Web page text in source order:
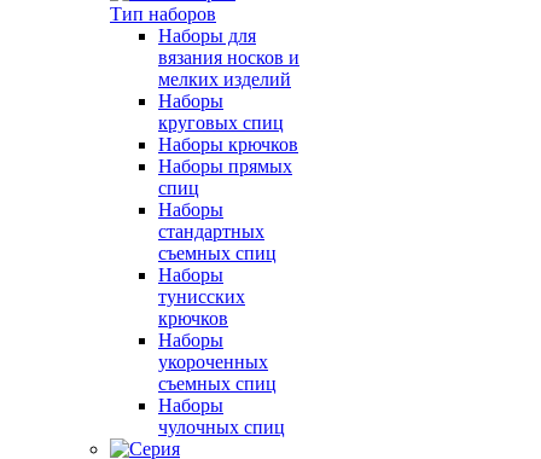
Тип наборов
Наборы для
вязания носков и
мелких изделий
Наборы
круговых спиц
Наборы крючков
Наборы прямых
спиц
Наборы
стандартных
съемных спиц
Наборы
тунисских
крючков
Наборы
укороченных
съемных спиц
Наборы
чулочных спиц